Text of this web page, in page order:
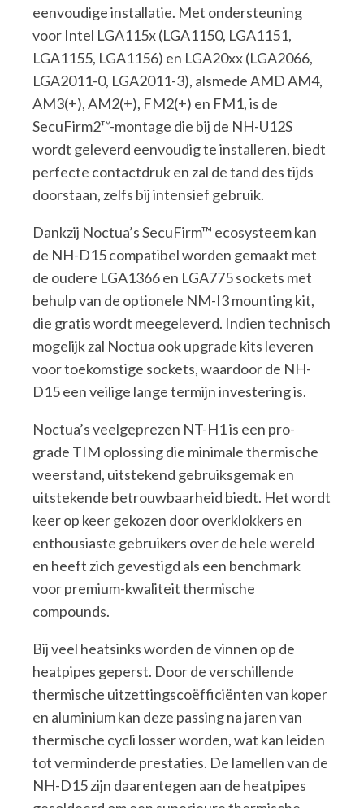
eenvoudige installatie. Met ondersteuning
voor Intel LGA115x (LGA1150, LGA1151,
LGA1155, LGA1156) en LGA20xx (LGA2066,
LGA2011-0, LGA2011-3), alsmede AMD AM4,
AM3(+), AM2(+), FM2(+) en FM1, is de
SecuFirm2™-montage die bij de NH-U12S
wordt geleverd eenvoudig te installeren, biedt
perfecte contactdruk en zal de tand des tijds
doorstaan, zelfs bij intensief gebruik.
Dankzij Noctua’s SecuFirm™ ecosysteem kan
de NH-D15 compatibel worden gemaakt met
de oudere LGA1366 en LGA775 sockets met
behulp van de optionele NM-I3 mounting kit,
die gratis wordt meegeleverd. Indien technisch
mogelijk zal Noctua ook upgrade kits leveren
voor toekomstige sockets, waardoor de NH-
D15 een veilige lange termijn investering is.
Noctua’s veelgeprezen NT-H1 is een pro-
grade TIM oplossing die minimale thermische
weerstand, uitstekend gebruiksgemak en
uitstekende betrouwbaarheid biedt. Het wordt
keer op keer gekozen door overklokkers en
enthousiaste gebruikers over de hele wereld
en heeft zich gevestigd als een benchmark
voor premium-kwaliteit thermische
compounds.
Bij veel heatsinks worden de vinnen op de
heatpipes geperst. Door de verschillende
thermische uitzettingscoëfficiënten van koper
en aluminium kan deze passing na jaren van
thermische cycli losser worden, wat kan leiden
tot verminderde prestaties. De lamellen van de
NH-D15 zijn daarentegen aan de heatpipes